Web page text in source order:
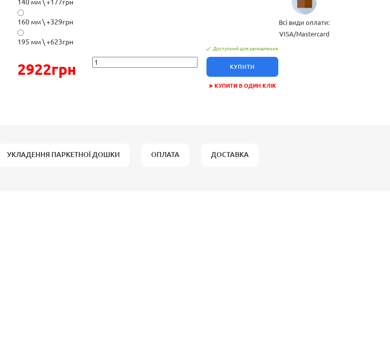
140 мм \ +177грн
160 мм \ +329грн
195 мм \ +623грн
2922грн
Доступний для замовлення
КУПИТИ
➤ КУПИТИ В ОДИН КЛІК
Всі види оплати:
VISA/Mastercard
УКЛАДЕННЯ ПАРКЕТНОЇ ДОШКИ ОПЛАТА ДОСТАВКА